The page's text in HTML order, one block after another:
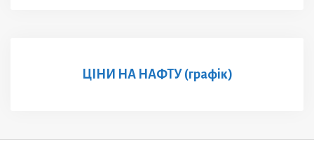
ЦІНИ НА НАФТУ (графік)